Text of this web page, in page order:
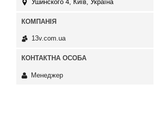
Ушинского 4, Київ, Україна
13v.com.ua
Менеджер